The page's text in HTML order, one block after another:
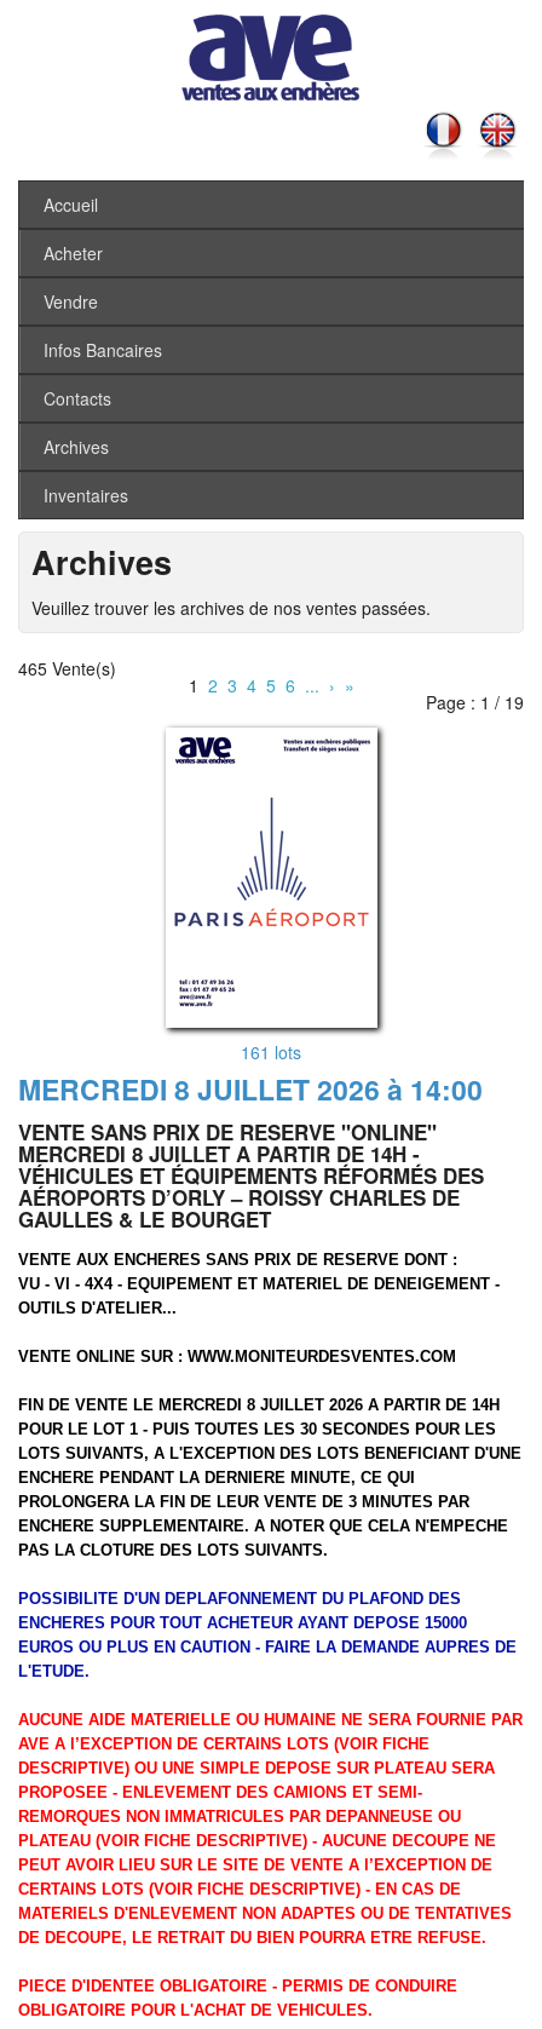
Accueil
Acheter
Vendre
Infos Bancaires
Contacts
Archives
Inventaires
Archives
Veuillez trouver les archives de nos ventes passées.
465 Vente(s)
1 2 3 4 5 6 ... › »
Page : 1 / 19
161 lots
MERCREDI 8 JUILLET 2026 à 14:00
VENTE SANS PRIX DE RESERVE "ONLINE"
MERCREDI 8 JUILLET A PARTIR DE 14H -
VÉHICULES ET ÉQUIPEMENTS RÉFORMÉS DES
AÉROPORTS D’ORLY – ROISSY CHARLES DE
GAULLES & LE BOURGET
VENTE AUX ENCHERES SANS PRIX DE RESERVE DONT :
VU - VI - 4X4 - EQUIPEMENT ET MATERIEL DE DENEIGEMENT -
OUTILS D'ATELIER...
VENTE ONLINE SUR : WWW.MONITEURDESVENTES.COM
FIN DE VENTE LE MERCREDI 8 JUILLET 2026 A PARTIR DE 14H
POUR LE LOT 1 - PUIS TOUTES LES 30 SECONDES POUR LES
LOTS SUIVANTS, A L'EXCEPTION DES LOTS BENEFICIANT D'UNE
ENCHERE PENDANT LA DERNIERE MINUTE, CE QUI
PROLONGERA LA FIN DE LEUR VENTE DE 3 MINUTES PAR
ENCHERE SUPPLEMENTAIRE. A NOTER QUE CELA N'EMPECHE
PAS LA CLOTURE DES LOTS SUIVANTS.
POSSIBILITE D'UN DEPLAFONNEMENT DU PLAFOND DES
ENCHERES POUR TOUT ACHETEUR AYANT DEPOSE 15000
EUROS OU PLUS EN CAUTION - FAIRE LA DEMANDE AUPRES DE
L'ETUDE.
AUCUNE AIDE MATERIELLE OU HUMAINE NE SERA FOURNIE PAR
AVE A l’EXCEPTION DE CERTAINS LOTS (VOIR FICHE
DESCRIPTIVE) OU UNE SIMPLE DEPOSE SUR PLATEAU SERA
PROPOSEE - ENLEVEMENT DES CAMIONS ET SEMI-
REMORQUES NON IMMATRICULES PAR DEPANNEUSE OU
PLATEAU (VOIR FICHE DESCRIPTIVE) - AUCUNE DECOUPE NE
PEUT AVOIR LIEU SUR LE SITE DE VENTE A l’EXCEPTION DE
CERTAINS LOTS (VOIR FICHE DESCRIPTIVE) - EN CAS DE
MATERIELS D'ENLEVEMENT NON ADAPTES OU DE TENTATIVES
DE DECOUPE, LE RETRAIT DU BIEN POURRA ETRE REFUSE.
PIECE D'IDENTEE OBLIGATOIRE - PERMIS DE CONDUIRE
OBLIGATOIRE POUR L'ACHAT DE VEHICULES.